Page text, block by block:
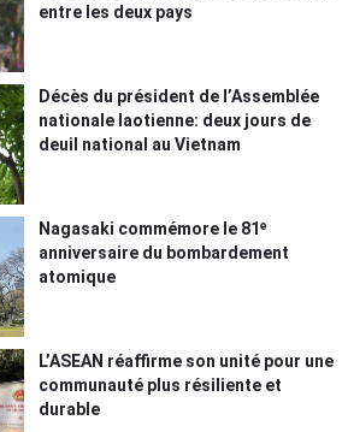
entre les deux pays
Décès du président de l’Assemblée
nationale laotienne: deux jours de
deuil national au Vietnam
Nagasaki commémore le 81ᵉ
anniversaire du bombardement
atomique
L’ASEAN réaffirme son unité pour une
communauté plus résiliente et
durable